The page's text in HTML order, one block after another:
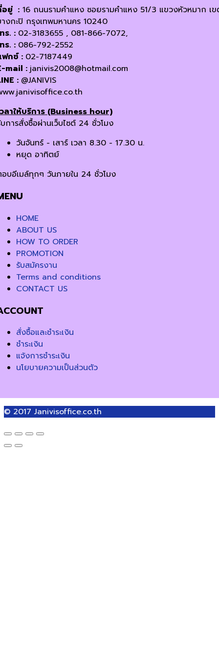
อยู่ : 16 ถนนรามคำแหง ซอยรามคำแหง 51/3 แขวงหัวหมาก เ
งกะปิ กรุงเทพมหานคร 10240
ร. : 02-3183655 , 081-866-7072,
ร. : 086-792-2552
กซ์ : 02-7187449
mail : janivis2008@hotmail.com
: @JANIVIS
ลาให้บริการ (Business hour)
การสั่งซื้อผ่านเว็บไซต์ 24 ชั่วโมง
วันจันทร์ - เสาร์ เวลา 8.30 - 17.30 น.
หยุด อาทิตย์
บอีเมล์ทุกๆ วันภายใน 24 ชั่วโมง
HOME
ABOUT US
HOW TO ORDER
PROMOTION
รับสมัครงาน
Terms and conditions
CONTACT US
สั่งซื้อและชำระเงิน
ชำระเงิน
แจ้งการชำระเงิน
นโยบายความเป็นส่วนตัว
© 2017 Janivisoffice.co.th